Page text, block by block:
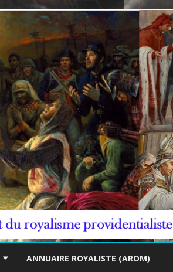
toANNUAIRE ROYALISTE (AROM)